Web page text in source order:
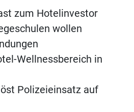
zum Hotelinvestor
wollen
Wellnessbereich in
Polizeieinsatz auf